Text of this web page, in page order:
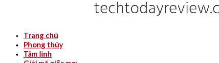
Trang chủ
Phong thủy
Tâm linh